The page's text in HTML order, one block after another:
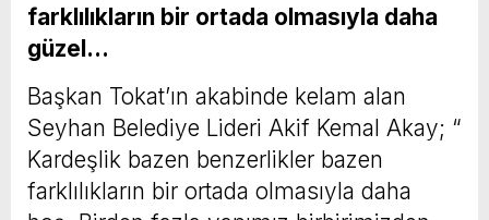
farklılıkların bir ortada olmasıyla daha
güzel…
Başkan Tokat’ın akabinde kelam alan
Seyhan Belediye Lideri Akif Kemal Akay; “
Kardeşlik bazen benzerlikler bazen
farklılıkların bir ortada olmasıyla daha